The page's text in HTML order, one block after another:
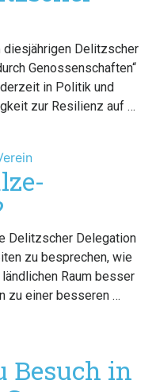
Delitzscher
Genossenschaften“
in Politik und
zur Resilienz auf …
Delitzscher Delegation
zu besprechen, wie
Raum besser
zu einer besseren …
Besuch in